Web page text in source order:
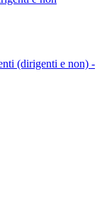
(dirigenti e non) -